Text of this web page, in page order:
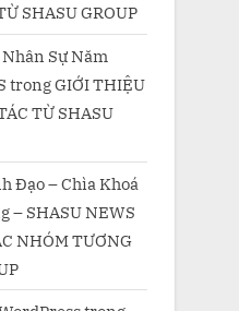
SHASU GROUP
Sự Năm
trongGIỚI THIỆU
TỪ SHASU
Đạo – Chìa Khoá
– SHASU NEWS
NHÓM TƯƠNG